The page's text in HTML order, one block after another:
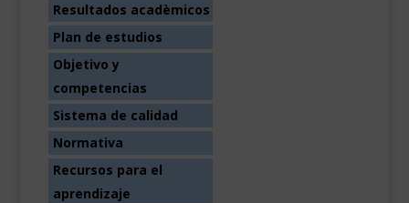
Resultados acadèmicos
Plan de estudios
Objetivo y
competencias
Sistema de calidad
Normativa
Recursos para el
aprendizaje